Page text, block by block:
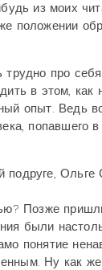
из моих
положении
про
в этом, как
опыт. Ведь
попавшего
Ольге
Позже
были
понятие
Ну как